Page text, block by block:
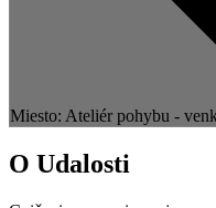
Miesto: Ateliér pohybu -
O Udalosti